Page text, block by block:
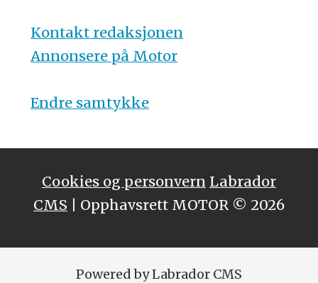
Kontakt redaksjonen
Annonsere på Motor
Endre samtykke
Cookies og personvern Labrador
CMS | Opphavsrett MOTOR © 2026
Powered by Labrador CMS